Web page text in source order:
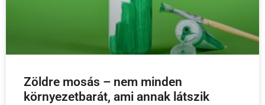
Zöldre mosás – nem minden
környezetbarát, ami annak látszik